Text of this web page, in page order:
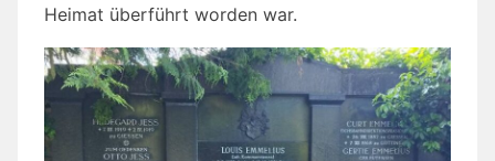
Heimat überführt worden war.